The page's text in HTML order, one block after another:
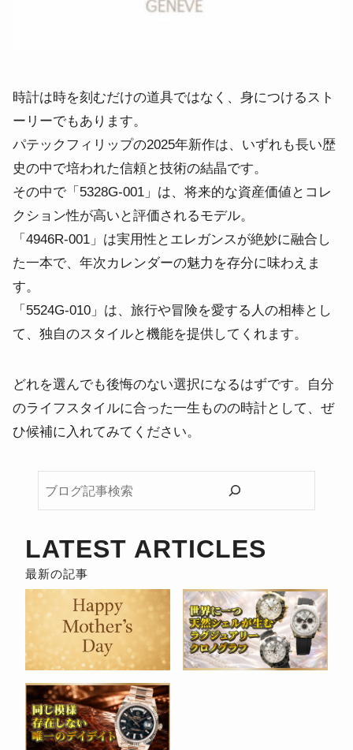
時計は時を刻むだけの道具ではなく、身につけるスト
ーリーでもあります。
パテックフィリップの2025年新作は、いずれも長い歴
史の中で培われた信頼と技術の結晶です。
その中で「5328G-001」は、将来的な資産価値とコレ
クション性が高いと評価されるモデル。
「4946R-001」は実用性とエレガンスが絶妙に融合し
た一本で、年次カレンダーの魅力を存分に味わえま
す。
「5524G-010」は、旅行や冒険を愛する人の相棒とし
て、独自のスタイルと機能を提供してくれます。
どれを選んでも後悔のない選択になるはずです。自分
のライフスタイルに合った一生ものの時計として、ぜ
ひ候補に入れてみてください。
ロ
記
事
検
索
LATEST ARTICLES